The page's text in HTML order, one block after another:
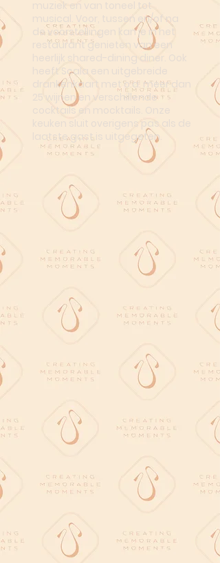
musical. Voor, tussen en/of na
de voorstellingen kan je in het
restaurant genieten van een
heerlijk shared-dining diner. Ook
heeft Scala een uitgebreide
drankenkaart met o.a. meer dan
25 wijnen en verschillende
cocktails en mocktails. Onze
keuken sluit overigens pas als de
laatste gast is uitgegeten.